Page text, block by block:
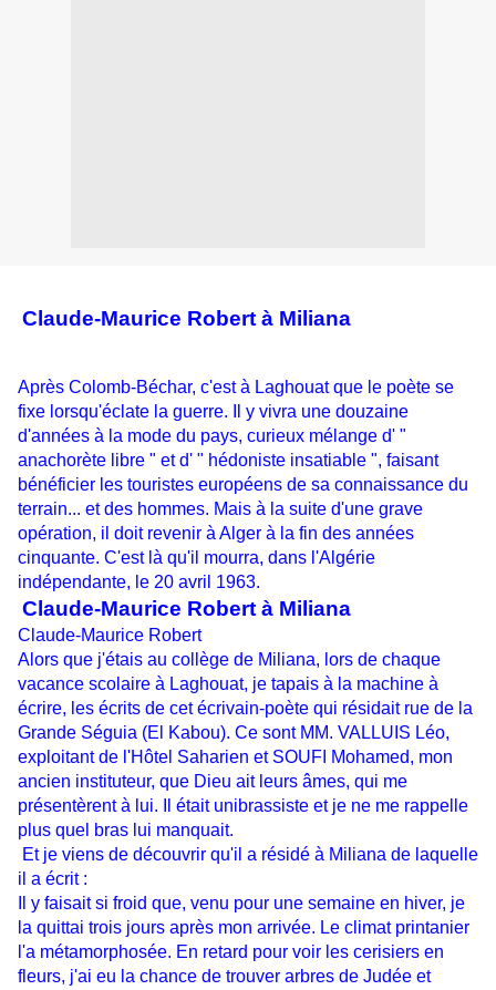
Claude-Maurice Robert à Miliana
Après Colomb-Béchar, c'est à Laghouat que le poète se
fixe lorsqu'éclate la guerre. Il y vivra une douzaine
d'années à la mode du pays, curieux mélange d' "
anachorète libre " et d' " hédoniste insatiable ", faisant
bénéficier les touristes européens de sa connaissance du
terrain... et des hommes. Mais à la suite d'une grave
opération, il doit revenir à Alger à la fin des années
cinquante. C'est là qu'il mourra, dans l'Algérie
indépendante, le 20 avril 1963.
Claude-Maurice Robert à Miliana
Claude-Maurice Robert
Alors que j'étais au collège de Miliana, lors de chaque
vacance scolaire à Laghouat, je tapais à la machine à
écrire, les écrits de cet écrivain-poète qui résidait rue de la
Grande Séguia (El Kabou). Ce sont MM. VALLUIS Léo,
exploitant de l'Hôtel Saharien et SOUFI Mohamed, mon
ancien instituteur, que Dieu ait leurs âmes, qui me
présentèrent à lui. Il était unibrassiste et je ne me rappelle
plus quel bras lui manquait.
Et je viens de découvrir qu'il a résidé à Miliana de laquelle
il a écrit :
Il y faisait si froid que, venu pour une semaine en hiver, je
la quittai trois jours après mon arrivée. Le climat printanier
l'a métamorphosée. En retard pour voir les cerisiers en
fleurs, j'ai eu la chance de trouver arbres de Judée et